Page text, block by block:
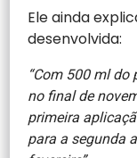
Ele ainda
desenvolvida:
“Com 500 ml
no final de
primeira
para a segunda